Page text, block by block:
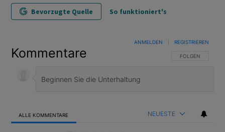
Bevorzugte Quelle So funktioniert's
Kommentare FOLGE DIESER
FOLGEN
ANMELDEN REGISTRIEREN
ALLE KOMMENTARE NEUESTE